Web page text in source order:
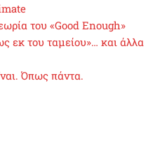
του «Good Enough»
εκ του ταμείου»… και άλλα
Όπως πάντα.